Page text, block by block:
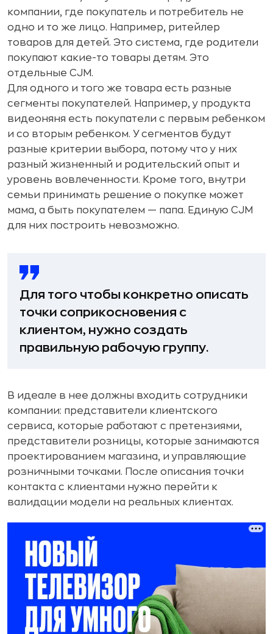
компании, где покупатель и потребитель не
одно и то же лицо. Например, ритейлер
товаров для детей. Это система, где родители
покупают какие-то товары детям. Это
отдельные CJM.
Для одного и того же товара есть разные
сегменты покупателей. Например, у продукта
видеоняня есть покупатели с первым ребенком
и со вторым ребенком. У сегментов будут
разные критерии выбора, потому что у них
разный жизненный и родительский опыт и
уровень вовлеченности. Кроме того, внутри
семьи принимать решение о покупке может
мама, а быть покупателем — папа. Единую CJM
для них построить невозможно.
Для того чтобы конкретно описать
точки соприкосновения с
клиентом, нужно создать
правильную рабочую группу.
В идеале в нее должны входить сотрудники
компании: представители клиентского
сервиса, которые работают с претензиями,
представители розницы, которые занимаются
проектированием магазина, и управляющие
розничными точками. После описания точки
контакта с клиентами нужно перейти к
валидации модели на реальных клиентах.